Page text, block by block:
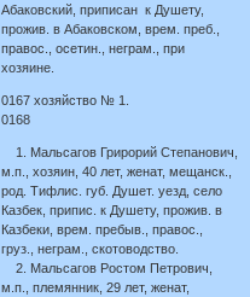
Абаковский, приписан к Душету,
прожив. в Абаковском, врем. преб.,
правос., осетин., неграм., при
хозяине.
0167 хозяйство № 1.
0168
1. Мальсагов Грирорий Степанович,
м.п., хозяин, 40 лет, женат, мещанск.,
род. Тифлис. губ. Душет. уезд, село
Казбек, припис. к Душету, прожив. в
Казбеки, врем. пребыв., правос.,
груз., неграм., скотоводство.
2. Мальсагов Ростом Петрович,
м.п., племянник, 29 лет, женат,